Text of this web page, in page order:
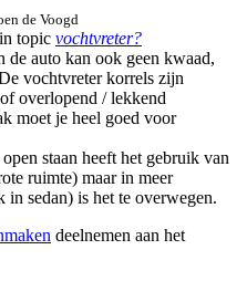
de Voogd
in topic vochtvreter?
de auto kan ook geen kwaad,
vochtvreter korrels zijn
overlopend / lekkend
moet je heel goed voor
staan heeft het gebruik van
ruimte) maar in meer
sedan) is het te overwegen.
deelnemen aan het